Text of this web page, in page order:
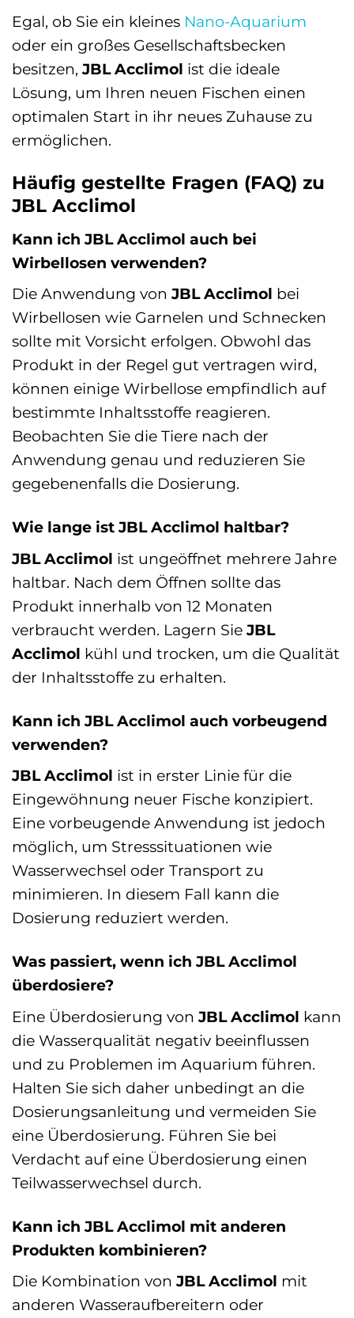
Egal, ob Sie ein kleines Nano-Aquarium
oder ein großes Gesellschaftsbecken
besitzen,JBL Acclimol ist die ideale
Lösung, um Ihren neuen Fischen einen
optimalen Start in ihr neues Zuhause zu
ermöglichen.
Häufig gestellte Fragen (FAQ) zu
JBL Acclimol
Kann ich JBL Acclimol auch bei
Wirbellosen verwenden?
Die Anwendung vonJBL Acclimol bei
Wirbellosen wie Garnelen und Schnecken
sollte mit Vorsicht erfolgen. Obwohl das
Produkt in der Regel gut vertragen wird,
können einige Wirbellose empfindlich auf
bestimmte Inhaltsstoffe reagieren.
Beobachten Sie die Tiere nach der
Anwendung genau und reduzieren Sie
gegebenenfalls die Dosierung.
Wie lange ist JBL Acclimol haltbar?
JBL Acclimol ist ungeöffnet mehrere Jahre
haltbar. Nach dem Öffnen sollte das
Produkt innerhalb von 12 Monaten
verbraucht werden. Lagern SieJBL
Acclimol kühl und trocken, um die Qualität
der Inhaltsstoffe zu erhalten.
Kann ich JBL Acclimol auch vorbeugend
verwenden?
JBL Acclimol ist in erster Linie für die
Eingewöhnung neuer Fische konzipiert.
Eine vorbeugende Anwendung ist jedoch
möglich, um Stresssituationen wie
Wasserwechsel oder Transport zu
minimieren. In diesem Fall kann die
Dosierung reduziert werden.
Was passiert, wenn ich JBL Acclimol
überdosiere?
Eine Überdosierung vonJBL Acclimol kann
die Wasserqualität negativ beeinflussen
und zu Problemen im Aquarium führen.
Halten Sie sich daher unbedingt an die
Dosierungsanleitung und vermeiden Sie
eine Überdosierung. Führen Sie bei
Verdacht auf eine Überdosierung einen
Teilwasserwechsel durch.
Kann ich JBL Acclimol mit anderen
Produkten kombinieren?
Die Kombination vonJBL Acclimol mit
anderen Wasseraufbereitern oder